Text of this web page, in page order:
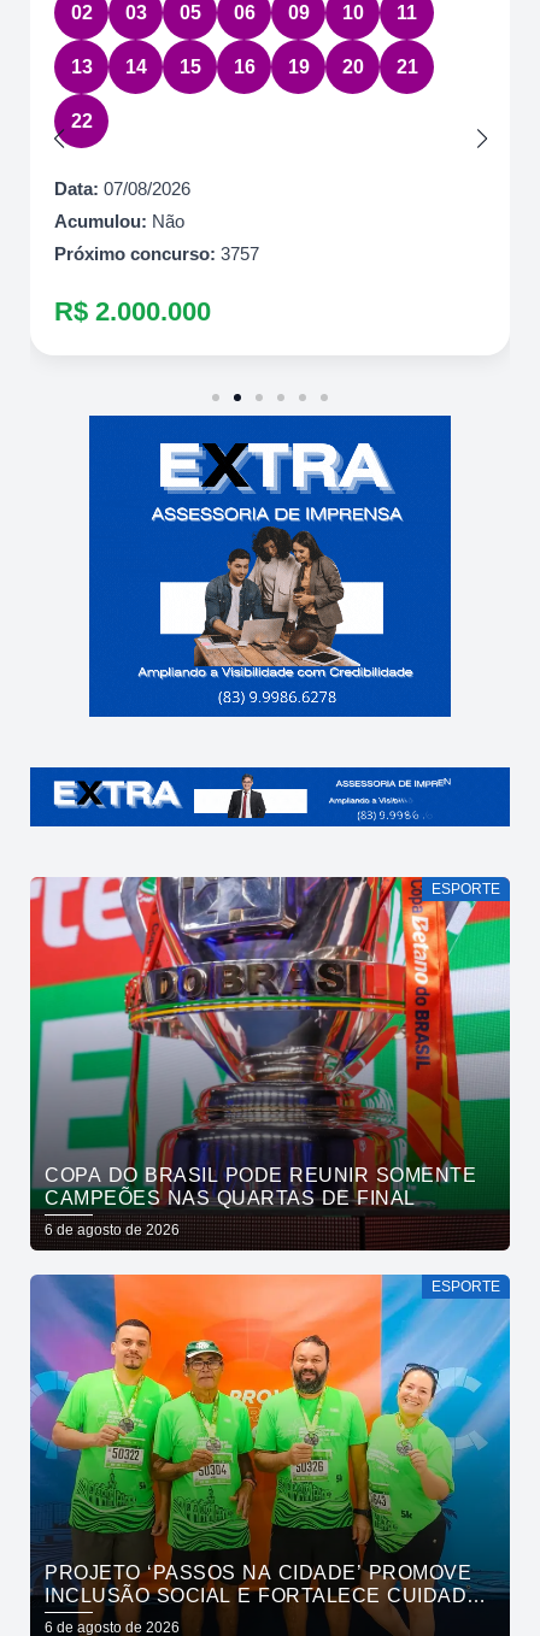
02 03 05 06 09 10 11
13 14 15 16 19 20 21
22
Data: 07/08/2026
Acumulou: Não
Próximo concurso: 3757
R$ 2.000.000
ESPORTE
COPA DO BRASIL PODE REUNIR SOMENTE
CAMPEÕES NAS QUARTAS DE FINAL
6 de agosto de 2026
ESPORTE
PROJETO ‘PASSOS NA CIDADE’ PROMOVE
INCLUSÃO SOCIAL E FORTALECE CUIDADO
EM SAÚDE MENTAL POR MEIO DA CORRIDA
6 de agosto de 2026